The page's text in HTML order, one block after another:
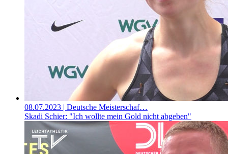
08.07.2023 | Deutsche Meisterschaf…
Skadi Schier: "Ich wollte mein Gold nicht abgeben"